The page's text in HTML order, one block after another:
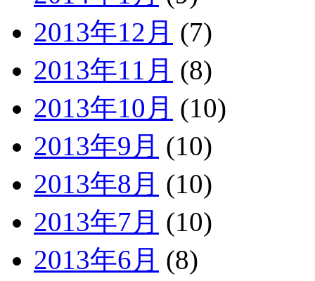
2013年12月 (7)
2013年11月 (8)
2013年10月 (10)
2013年9月 (10)
2013年8月 (10)
2013年7月 (10)
2013年6月 (8)